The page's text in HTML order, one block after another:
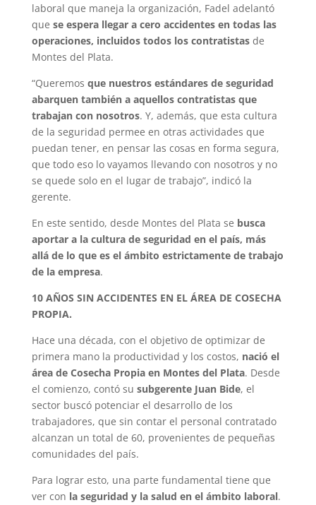
laboral que maneja la organización, Fadel adelantó
que se espera llegar a cero accidentes en todas las
operaciones, incluidos todos los contratistasde
Montes del Plata.
“Queremos que nuestros estándares de seguridad
abarquen también a aquellos contratistas que
trabajan con nosotros. Y, además, que esta cultura
de la seguridad permee en otras actividades que
puedan tener, en pensar las cosas en forma segura,
que todo eso lo vayamos llevando con nosotros y no
se quede solo en el lugar de trabajo”, indicó la
gerente.
En este sentido, desde Montes del Plata se busca
aportar a la cultura de seguridad en el país, más
allá de lo que es el ámbito estrictamente de trabajo
de la empresa.
10 AÑOS SIN ACCIDENTES EN EL ÁREA DE COSECHA
PROPIA.
Hace una década, con el objetivo de optimizar de
primera mano la productividad y los costos, nació el
área de Cosecha Propia en Montes del Plata. Desde
el comienzo, contó su subgerente Juan Bide, el
sector buscó potenciar el desarrollo de los
trabajadores, que sin contar el personal contratado
alcanzan un total de 60, provenientes de pequeñas
comunidades del país.
Para lograr esto, una parte fundamental tiene que
ver con la seguridad y la salud en el ámbito laboral.